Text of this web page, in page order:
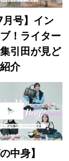
月号】イン
！ライター
引田が見ど
介
中身】